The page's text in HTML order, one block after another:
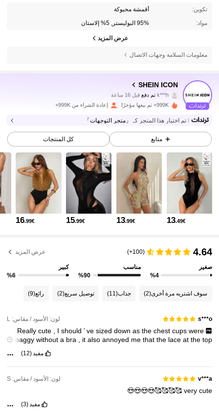
تكوين: أقمشة محبوكة
مواد: 95% البوليستر, 5% إلاستان
عرض المزيد
معلومات السلامة وجهات الاتصال
SHEIN ICON
4.84
1.8M متابعون
k***hتم دفع قبل 16 ساعة
4.84 1.8M متابعون
4.84 1.8M متابعون
1.8M متابعون
4.84 1.8M متابعون
4.84
999K+ تم بيعها مؤخرًا إعادة الشراء من 999K+
تم اختيار هذا المتجر كـ 「متجر التوجهات」
متابع كل المنتجات
13.49€
13.99€
15.99€
16.99€
4.64
(100+) عرض المزيد
صغير
%4
مناسب
%90
كبير
%6
سوف اشتريه مرة أخرى(2) جذاب(11) توصيل سريع(2) رائع(9)
s***o لون: الأسود / مقاس: L
Reallycute Ishould’vesizeddownasthechestcupswere
baggy without a bra it also annoyed me that the lace at the top
مفيد(12)
v***a لون: الأسود / مقاس: S
very cute
🥰🥰🥰🥰😍😍😍😍
مفيد(3)